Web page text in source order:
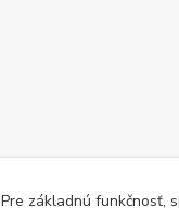
Pre základnú funkčnosť,